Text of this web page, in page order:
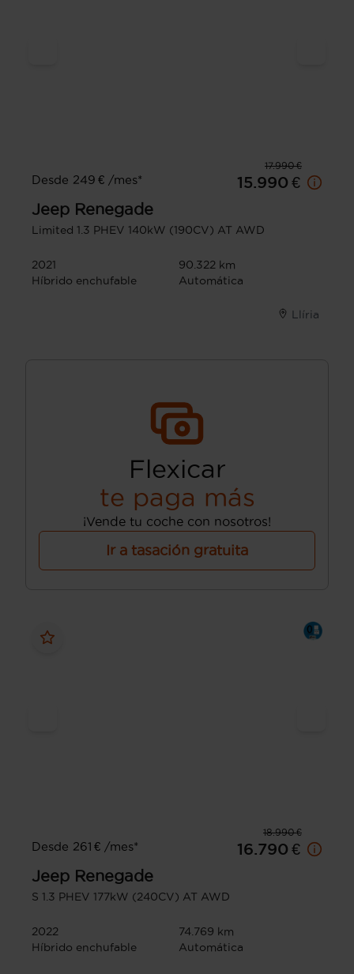
17.990 €
Desde 249 € /mes*
15.990 €
Jeep Renegade
Limited 1.3 PHEV 140kW (190CV) AT AWD
2021
90.322 km
Híbrido enchufable
Automática
Llíria
Flexicar
te paga más
¡Vende tu coche con nosotros!
Ir a tasación gratuita
18.990 €
Desde 261 € /mes*
16.790 €
Jeep Renegade
S 1.3 PHEV 177kW (240CV) AT AWD
2022
74.769 km
Híbrido enchufable
Automática